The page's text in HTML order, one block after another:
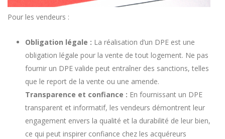
Pour les vendeurs :
Obligation légale : La réalisation d’un DPE est une
obligation légale pour la vente de tout logement. Ne pas
fournir un DPE valide peut entraîner des sanctions, telles
que le report de la vente ou une amende.
Transparence et confiance : En fournissant un DPE
transparent et informatif, les vendeurs démontrent leur
engagement envers la qualité et la durabilité de leur bien,
ce qui peut inspirer confiance chez les acquéreurs